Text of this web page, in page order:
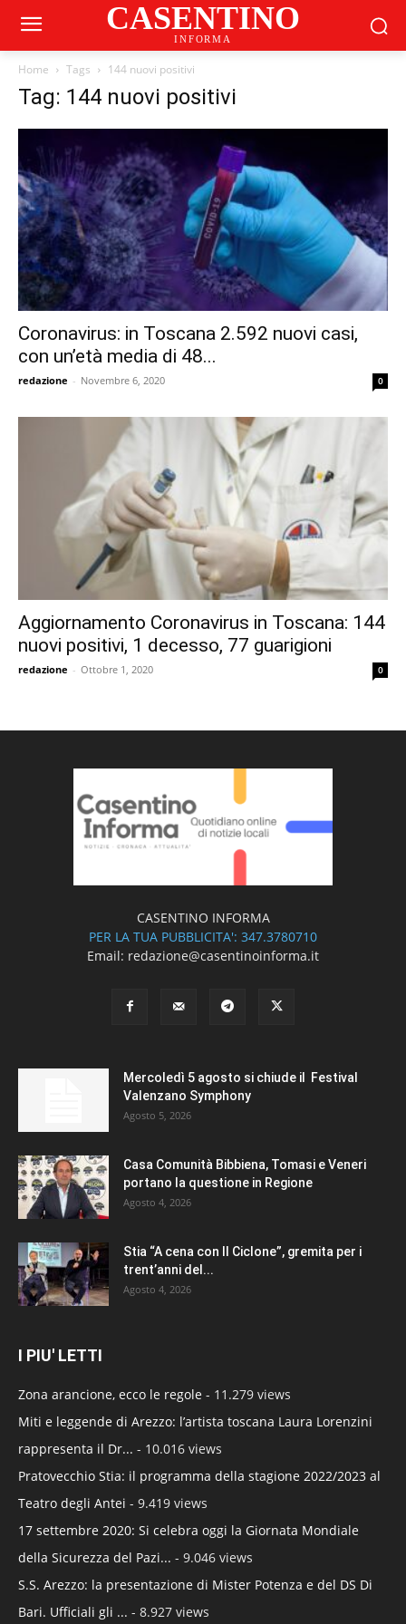
CASENTINO
INFORMA
Home Tags 144 nuovi positivi
Tag: 144 nuovi positivi
Coronavirus: in Toscana 2.592 nuovi casi,
con un’età media di 48...
redazione - Novembre 6, 2020 0
Aggiornamento Coronavirus in Toscana: 144
nuovi positivi, 1 decesso, 77 guarigioni
redazione - Ottobre 1, 2020 0
CASENTINO INFORMA
PER LA TUA PUBBLICITA': 347.3780710
Email: redazione@casentinoinforma.it
Mercoledì 5 agosto si chiude il Festival
Valenzano Symphony
Agosto 5, 2026
Casa Comunità Bibbiena, Tomasi e Veneri
portano la questione in Regione
Agosto 4, 2026
Stia “A cena con Il Ciclone”, gremita per i
trent’anni del...
Agosto 4, 2026
I PIU' LETTI
Zona arancione, ecco le regole - 11.279 views
Miti e leggende di Arezzo: l’artista toscana Laura Lorenzini
rappresenta il Dr... - 10.016 views
Pratovecchio Stia: il programma della stagione 2022/2023 al
Teatro degli Antei - 9.419 views
17 settembre 2020: Si celebra oggi la Giornata Mondiale
della Sicurezza del Pazi... - 9.046 views
S.S. Arezzo: la presentazione di Mister Potenza e del DS Di
Bari. Ufficiali gli ... - 8.927 views